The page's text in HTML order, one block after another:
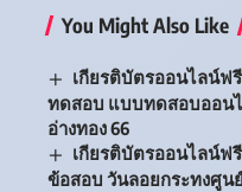
You Might Also Like
เกียรติบัตรออนไลน์ฟ
ทดสอบ แบบทดสอบออน
อ่างทอง 66
เกียรติบัตรออนไลน์ฟ
ข้อสอบ วันลอยกระทงศูนย์